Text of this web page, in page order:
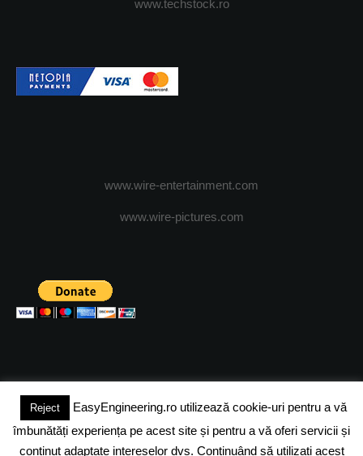
www.techstock.ro
www.wire-entertainment.com
www.wire-pictures.com
(c) 2024 - FineEngineeringMagazine. All rights reserved.
DESPRE NOI ADVERTISING JOBS DESPRE COOKIES
Reject
EasyEngineering.ro utilizează cookie-uri pentru a vă
îmbunătăți experiența pe acest site și pentru a vă oferi servicii și
conținut adaptate intereselor dvs. Continuând să utilizați acest